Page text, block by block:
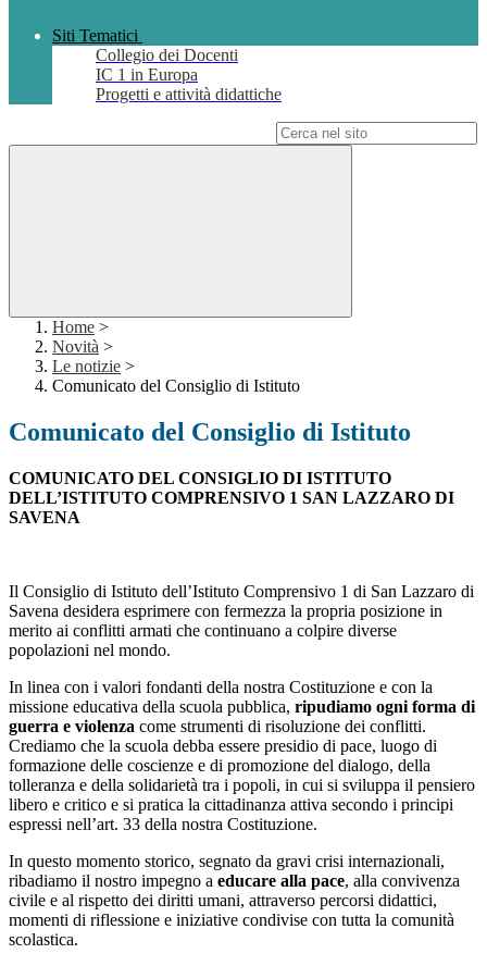
Siti Tematici
Collegio dei Docenti
IC 1 in Europa
Progetti e attività didattiche
Home >
Novità >
Le notizie >
Comunicato del Consiglio di Istituto
Comunicato del Consiglio di Istituto
COMUNICATO DEL CONSIGLIO DI ISTITUTO
DELL’ISTITUTO COMPRENSIVO 1 SAN LAZZARO DI
SAVENA
Il Consiglio di Istituto dell’Istituto Comprensivo 1 di San Lazzaro di
Savena desidera esprimere con fermezza la propria posizione in
merito ai conflitti armati che continuano a colpire diverse
popolazioni nel mondo.
In linea con i valori fondanti della nostra Costituzione e con la
missione educativa della scuola pubblica, ripudiamo ogni forma di
guerra e violenza come strumenti di risoluzione dei conflitti.
Crediamo che la scuola debba essere presidio di pace, luogo di
formazione delle coscienze e di promozione del dialogo, della
tolleranza e della solidarietà tra i popoli, in cui si sviluppa il pensiero
libero e critico e si pratica la cittadinanza attiva secondo i principi
espressi nell’art. 33 della nostra Costituzione.
In questo momento storico, segnato da gravi crisi internazionali,
ribadiamo il nostro impegno a educare alla pace, alla convivenza
civile e al rispetto dei diritti umani, attraverso percorsi didattici,
momenti di riflessione e iniziative condivise con tutta la comunità
scolastica.